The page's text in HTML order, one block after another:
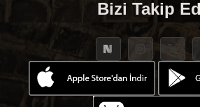
Bizi Takip